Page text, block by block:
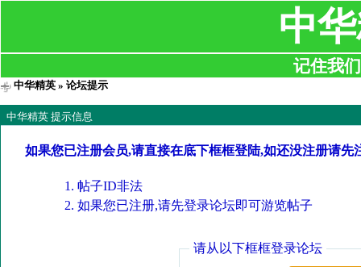
中
记住我
中华精英 » 论坛提示
中华精英 提示信息
如果您已注册会员,请直接在底下框框登陆,如还没注册请先
帖子ID非法
如果您已注册,请先登录论坛即可游览帖子
请从以下框框登录论坛